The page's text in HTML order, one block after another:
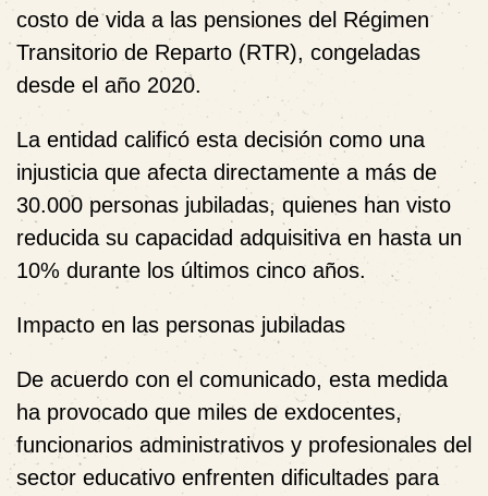
costo de vida a las pensiones del Régimen
Transitorio de Reparto (RTR), congeladas
desde el año 2020.
La entidad calificó esta decisión como una
injusticia que afecta directamente a más de
30.000 personas jubiladas, quienes han visto
reducida su capacidad adquisitiva en hasta un
10% durante los últimos cinco años.
Impacto en las personas jubiladas
De acuerdo con el comunicado, esta medida
ha provocado que miles de exdocentes,
funcionarios administrativos y profesionales del
sector educativo enfrenten dificultades para